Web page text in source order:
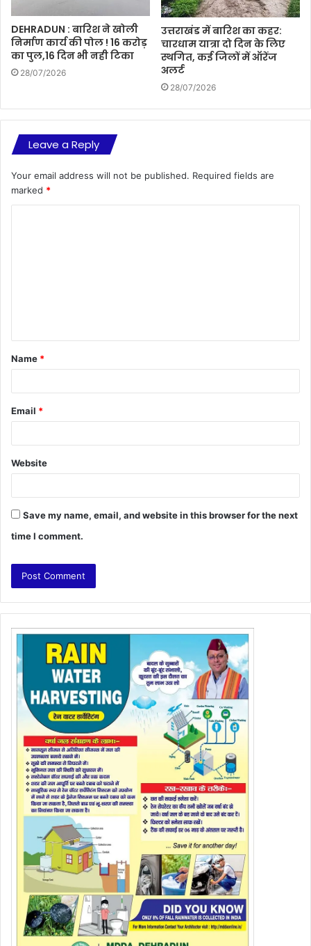
DEHRADUN : बारिश ने खोली
निर्माण कार्य की पोल ! 16 करोड़
का पुल,16 दिन भी नही टिका
28/07/2026
उत्तराखंड में बारिश का कहर:
चारधाम यात्रा दो दिन के लिए
स्थगित, कई जिलों में ऑरेंज
अलर्ट
28/07/2026
Leave a Reply
Your email address will not be published. Required fields are
marked *
t
*
Name *
Email *
Website
Save my name, email, and website in this browser for the next
time I comment.